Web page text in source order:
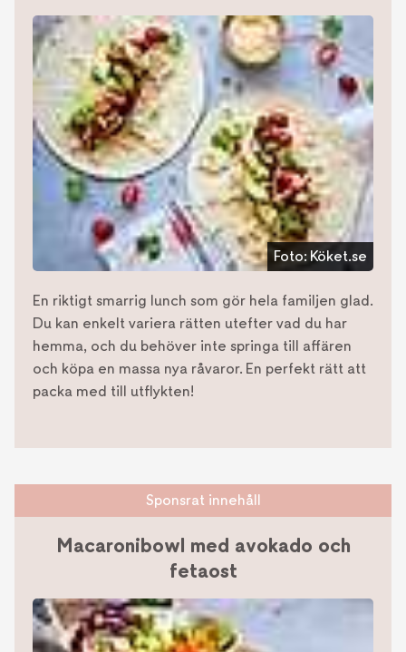
Foto: Köket.se
En riktigt smarrig lunch som gör hela familjen glad.
Du kan enkelt variera rätten utefter vad du har
hemma, och du behöver inte springa till affären
och köpa en massa nya råvaror. En perfekt rätt att
packa med till utflykten!
Sponsrat innehåll
Macaronibowl med avokado och
fetaost